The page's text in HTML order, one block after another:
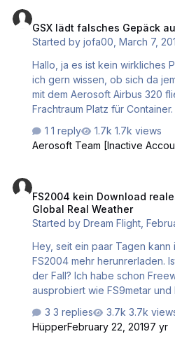
besten Dank. LG Claus
GSX lädt falsches Gepäck
Started byjofa00,March 7,
Hallo, ja es ist kein wirkliches Problem, dennoch würde
ich gern wissen, ob sich da jemand
mit dem Aerosoft Airbus 320
Frachtraum Platz für
einlädt. Wenn ich aber bei
Frankfurt auslade, dann steht
1 reply
1.7k views
Aerosoft Team [Inactive
FS2004 kein Download
Global Real Weather
Started by Dream Flight,
Hey, seit ein paar Tagen kann ich kein reales Wetter im
FS2004 mehr herunrerladen. Ist das bei anderen auch
der Fall? Ich habe schon Freeware Programme
ausprobiert wie FS9metar und
, speziell mit dem Port 80 nicht zu
andere Frage richtet sich an
3 replies
3.7k
HüpperFebruary 22, 20197 yr